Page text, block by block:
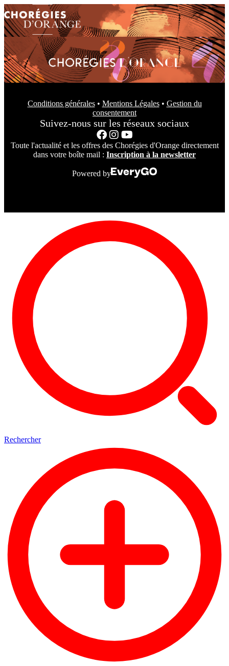
Conditions générales• Mentions Légales• Gestion du
consentement
Suivez-nous sur les réseaux sociaux
Toute l'actualité et les offres des Chorégies d'Orange directement
dans votre boîte mail : Inscription à la newsletter
Powered by
Rechercher